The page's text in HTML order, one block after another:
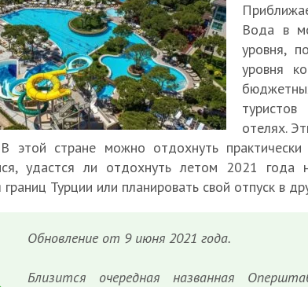
Вода в
уровня,
уровня
отелях.
В этой стране можно отдохнуть
удастся ли отдохнуть летом 2021
Турции или планировать свой отпуск в
Обновление от 9 июня 2021 года.
Близится очередная названная